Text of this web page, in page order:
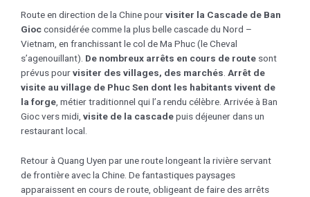
Route en direction de la Chine pourvisiter la Cascade de Ban
Giocconsidérée comme la plus belle cascade du Nord –
Vietnam, en franchissant le col de Ma Phuc (le Cheval
s’agenouillant). De nombreux arrêts en cours de route sont
prévus pourvisiter des villages, des marchés. Arrêt de
visite au village de Phuc Sen dont les habitants vivent de
la forge, métier traditionnel qui l’a rendu célèbre. Arrivée à Ban
Gioc vers midi, visite de la cascadepuis déjeuner dans un
restaurant local.
Retour à Quang Uyen par une route longeant la rivière servant
de frontière avec la Chine. De fantastiques paysages
apparaissent en cours de route, obligeant de faire des arrêts